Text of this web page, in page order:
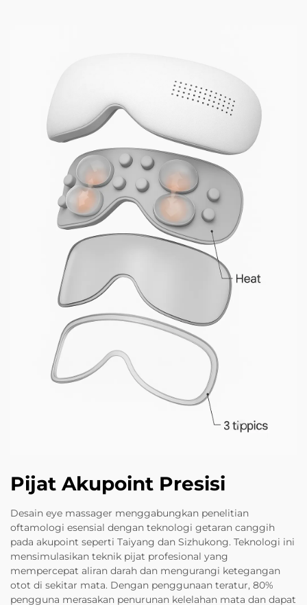
Pijat Akupoint Presisi
Desain eye massager menggabungkan penelitian
oftamologi esensial dengan teknologi getaran canggih
pada akupoint seperti Taiyang dan Sizhukong. Teknologi ini
mensimulasikan teknik pijat profesional yang
mempercepat aliran darah dan mengurangi ketegangan
otot di sekitar mata. Dengan penggunaan teratur, 80%
pengguna merasakan penurunan kelelahan mata dan dapat